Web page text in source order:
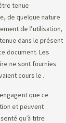
tenue
de quelque nature
de l’utilisation,
dans le présent
document. Les
ne sont fournies
cours le .
que ce
et peuvent
qu’à titre